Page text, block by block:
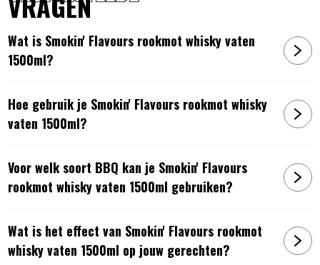
Wat is Smokin' Flavours rookmot whisky vaten
1500ml?
Hoe gebruik je Smokin' Flavours rookmot whisky
vaten 1500ml?
Voor welk soort BBQ kan je Smokin' Flavours
rookmot whisky vaten 1500ml gebruiken?
Wat is het effect van Smokin' Flavours rookmot
whisky vaten 1500ml op jouw gerechten?